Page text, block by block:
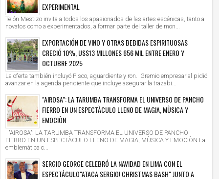
EXPERIMENTAL
Telón Mestizo invita a todos los apasionados de las artes escénicas, tanto a
novatos como a experimentados, a formar parte del taller de mon...
EXPORTACIÓN DE VINO Y OTRAS BEBIDAS ESPIRITUOSAS
CRECIÓ 10%, US$13 MILLONES 656 MIL ENTRE ENERO Y
OCTUBRE 2025
La oferta también incluyó Pisco, aguardiente y ron. Gremio empresarial pidió
avanzar en la agenda pendiente que incluye asegurar la trazabi...
"AIROSA": LA TARUMBA TRANSFORMA EL UNIVERSO DE PANCHO
FIERRO EN UN ESPECTÀCULO LLENO DE MAGIA, MÙSICA Y
EMOCIÒN
"AIROSA": LA TARUMBA TRANSFORMA EL UNIVERSO DE PANCHO
FIERRO EN UN ESPECTÀCULO LLENO DE MAGIA, MÙSICA Y EMOCIÒN La
emblemática c...
SERGIO GEORGE CELEBRÓ LA NAVIDAD EN LIMA CON EL
ESPECTÁCULO"ATACA SERGIO! CHRISTMAS BASH" JUNTO A